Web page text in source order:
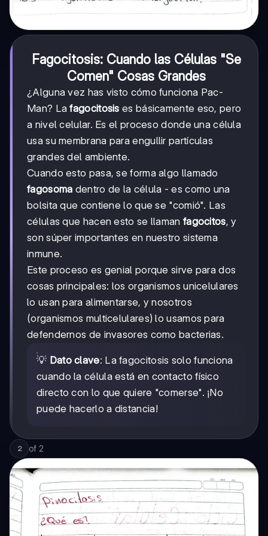
Fagocitosis: Cuando las Células "Se
Comen" Cosas Grandes
¿Alguna vez has visto cómo funciona Pac-
Man? Lafagocitosis es básicamente eso, pero
a nivel celular. Es el proceso donde una célula
usa su membrana para engullir partículas
grandes del ambiente.
Cuando esto pasa, se forma algo llamado
fagosoma dentro de la célula - es como una
bolsita que contiene lo que se "comió". Las
células que hacen esto se llaman fagocitos, y
son súper importantes en nuestro sistema
inmune.
Este proceso es genial porque sirve para dos
cosas principales: los organismos unicelulares
lo usan para alimentarse, y nosotros
(organismos multicelulares) lo usamos para
defendernos de invasores como bacterias.
💡 Dato clave: La fagocitosis solo funciona
cuando la célula está en contacto físico
directo con lo que quiere "comerse". ¡No
puede hacerlo a distancia!
2 of 2